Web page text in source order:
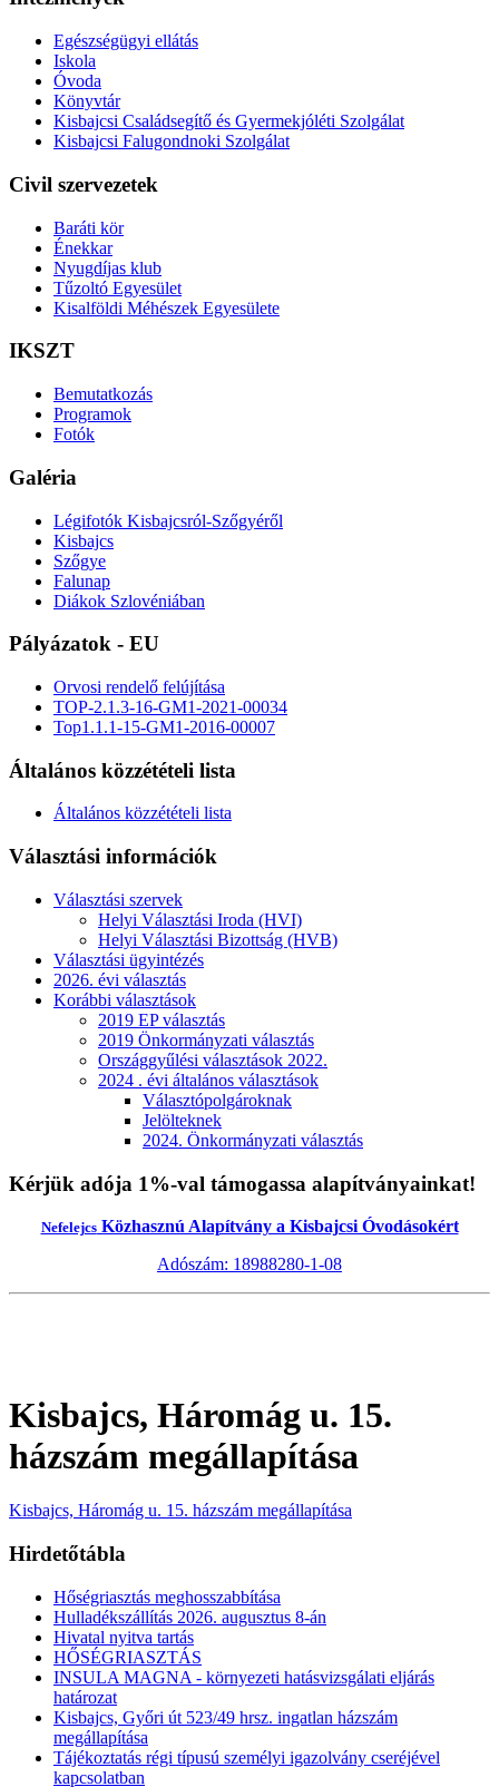
Egészségügyi ellátás
Iskola
Óvoda
Könyvtár
Kisbajcsi Családsegítő és Gyermekjóléti Szolgálat
Kisbajcsi Falugondnoki Szolgálat
Civil szervezetek
Baráti kör
Énekkar
Nyugdíjas klub
Tűzoltó Egyesület
Kisalföldi Méhészek Egyesülete
IKSZT
Bemutatkozás
Programok
Fotók
Galéria
Légifotók Kisbajcsról-Szőgyéről
Kisbajcs
Szőgye
Falunap
Diákok Szlovéniában
Pályázatok - EU
Orvosi rendelő felújítása
TOP-2.1.3-16-GM1-2021-00034
Top1.1.1-15-GM1-2016-00007
Általános közzétételi lista
Általános közzétételi lista
Választási információk
Választási szervek
Helyi Választási Iroda (HVI)
Helyi Választási Bizottság (HVB)
Választási ügyintézés
2026. évi választás
Korábbi választások
2019 EP választás
2019 Önkormányzati választás
Országgyűlési választások 2022.
2024 . évi általános választások
Választópolgároknak
Jelölteknek
2024. Önkormányzati választás
Kérjük adója 1%-val támogassa alapítványainkat!
NefelejcsKözhasznú Alapítvány a Kisbajcsi Óvodásokért
Adószám: 18988280-1-08
Kisbajcs, Háromág u. 15.
házszám megállapítása
Kisbajcs, Háromág u. 15. házszám megállapítása
Hirdetőtábla
Hőségriasztás meghosszabbítása
Hulladékszállítás 2026. augusztus 8-án
Hivatal nyitva tartás
HŐSÉGRIASZTÁS
INSULA MAGNA - környezeti hatásvizsgálati eljárás
határozat
Kisbajcs, Győri út 523/49 hrsz. ingatlan házszám
megállapítása
Tájékoztatás régi típusú személyi igazolvány cseréjével
kapcsolatban